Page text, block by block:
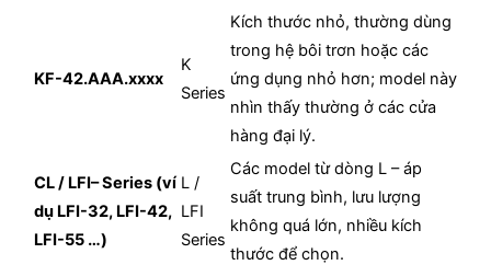
KF-42.AAA.xxxx
K
Series
Kích thước nhỏ, thường dùng
trong hệ bôi trơn hoặc các
ứng dụng nhỏ hơn; model này
nhìn thấy thường ở các cửa
hàng đại lý.
CL / LFI– Series (ví
dụ LFI-32, LFI-42,
LFI-55 …)
L /
LFI
Series
Các model từ dòng L – áp
suất trung bình, lưu lượng
không quá lớn, nhiều kích
thước để chọn.